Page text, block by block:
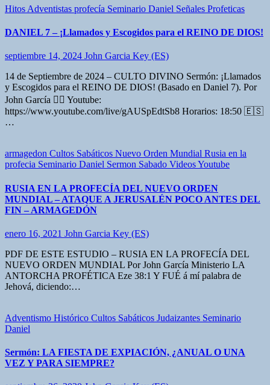
Hitos Adventistas profecía Seminario Daniel Señales Profeticas
DANIEL 7 – ¡Llamados y Escogidos para el REINO DE DIOS!
septiembre 14, 2024 John Garcia Key (ES)
14 de Septiembre de 2024 – CULTO DIVINO Sermón: ¡Llamados
y Escogidos para el REINO DE DIOS! (Basado en Daniel 7). Por
John García 👇🏼 Youtube:
https://www.youtube.com/live/gAUSpEdtSb8 Horarios: 18:50 🇪🇸
…
armagedon Cultos Sabáticos Nuevo Orden Mundial Rusia en la
profecia Seminario Daniel Sermon Sabado Videos Youtube
RUSIA EN LA PROFECÍA DEL NUEVO ORDEN
MUNDIAL – ATAQUE A JERUSALÉN POCO ANTES DEL
FIN – ARMAGEDÓN
enero 16, 2021 John Garcia Key (ES)
PDF DE ESTE ESTUDIO – RUSIA EN LA PROFECÍA DEL
NUEVO ORDEN MUNDIAL Por John García Ministerio LA
ANTORCHA PROFÉTICA Eze 38:1 Y FUÉ á mí palabra de
Jehová, diciendo:…
Adventismo Histórico Cultos Sabáticos Judaizantes Seminario
Daniel
Sermón: LA FIESTA DE EXPIACIÓN, ¿ANUAL O UNA
VEZ Y PARA SIEMPRE?